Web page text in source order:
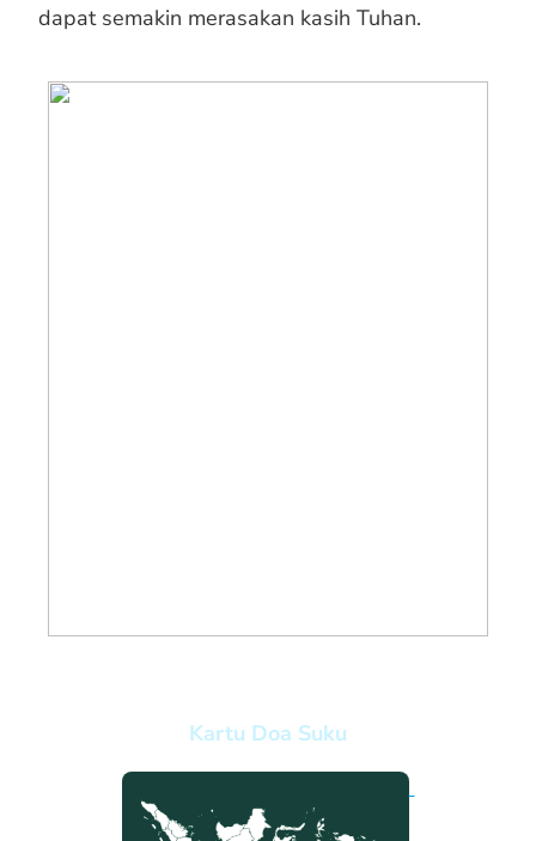
dapat semakin merasakan kasih Tuhan.
Kartu Doa Suku